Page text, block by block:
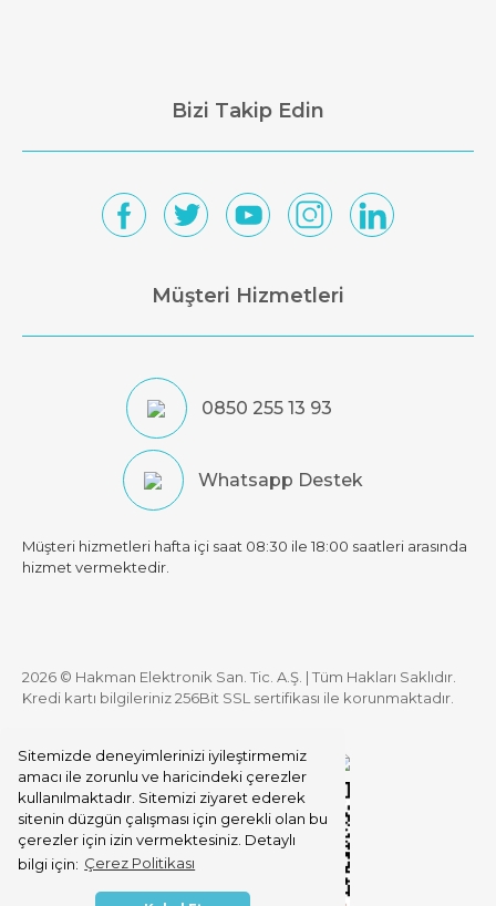
Sitemizde deneyimlerinizi iyileştirmemiz
amacı ile zorunlu ve haricindeki çerezler
kullanılmaktadır. Sitemizi ziyaret ederek
sitenin düzgün çalışması için gerekli olan bu
çerezler için izin vermektesiniz. Detaylı
bilgi için: Çerez Politikası
Bizi Takip Edin
Müşteri Hizmetleri
0850 255 13 93
Whatsapp Destek
Müşteri hizmetleri hafta içi saat 08:30 ile 18:00 saatleri arasında
hizmet vermektedir.
2026 © Hakman Elektronik San. Tic. A.Ş. | Tüm Hakları Saklıdır.
Kredi kartı bilgileriniz 256Bit SSL sertifikası ile korunmaktadır.